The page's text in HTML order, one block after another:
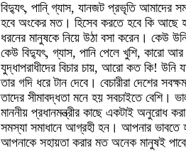
বিদ্যুৎ, পানি্ গ্যাস, যানজট প্রভৃতি আমাদের
হবে অংকের মত। হিসেব করতে হবে কি আছে
ধরনের মানুষকে নিয়ে উঠা বসা করেন। কেউ
কেউ বিদ্যুৎ, গ্যাস, পানি পেলে খুশি, কারো
যুদ্ধাপরাধীদের বিচার চায়, আরো কত কি! উনি
তার গদি ধরে টান দেবে। বেচারীরা দেশের
তাদের সীমাবদ্ধতা মনে হয় সবচাইতে বেশি।
মাননীয় প্রধানমন্ত্রীর কাছে একটাই অনুরোধ
সমস্যা সমাধানে আগ্রহী হন। আপনার ভাবতে
আপনাকে সহায়তা করার মত অনেক মানুষই